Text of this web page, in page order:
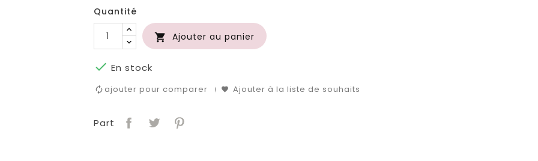
Quantité
 Ajouter au panier
 En stock
ajouter pour comparer Ajouter à la liste de souhaits
Part